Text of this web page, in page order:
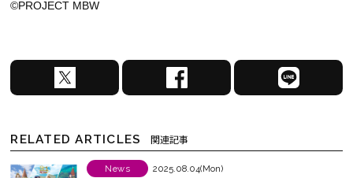
©PROJECT MBW
X
で
ア
す
F
a
b
o
L
I
RELATED ARTICLES 関連記事
News 2025.08.04(Mon)